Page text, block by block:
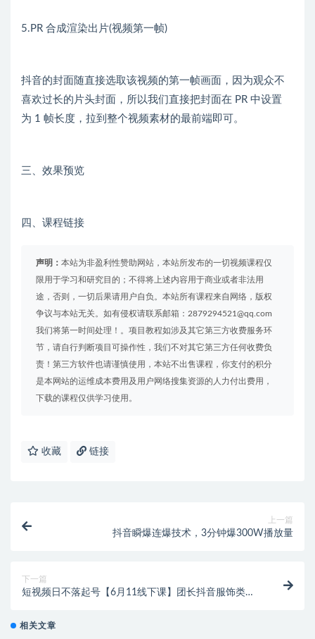
5.PR 合成渲染出片(视频第一帧)
抖音的封面随直接选取该视频的第一帧画面，因为观众不
喜欢过长的片头封面，所以我们直接把封面在 PR 中设置
为 1 帧长度，拉到整个视频素材的最前端即可。
三、效果预览
四、课程链接
声明： 本站为非盈利性赞助网站，本站所发布的一切视频课程仅
限用于学习和研究目的；不得将上述内容用于商业或者非法用
途，否则，一切后果请用户自负。本站所有课程来自网络，版权
争议与本站无关。如有侵权请联系邮箱：2879294521@qq.com
我们将第一时间处理！。项目教程如涉及其它第三方收费服务环
节，请自行判断项目可操作性，我们不对其它第三方任何收费负
责！第三方软件也请谨慎使用，本站不出售课程，你支付的积分
是本网站的运维成本费用及用户网络搜集资源的人力付出费用，
下载的课程仅供学习使用。
收藏 链接
上一篇
抖音瞬爆连爆技术，3分钟爆300W播放量
下一篇
短视频日不落起号【6月11线下课】团长抖音服饰类目
相关文章